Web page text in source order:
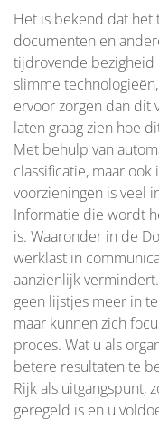
Het is bekend dat het
documenten en
tijdrovende bezigheid
slimme
ervoor zorgen dan dit
laten graag zien hoe
Met behulp van
classificatie, maar
voorzieningen is veel
Informatie die wordt
is. Waaronder in de
werklast in
aanzienlijk
geen lijstjes meer in
maar kunnen zich
proces. Wat u als
betere resultaten te
Rijk als uitgangspunt,
geregeld is en u